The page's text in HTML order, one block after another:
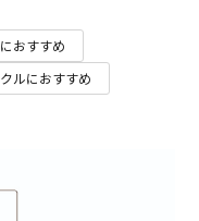
おすすめ
ルにおすすめ